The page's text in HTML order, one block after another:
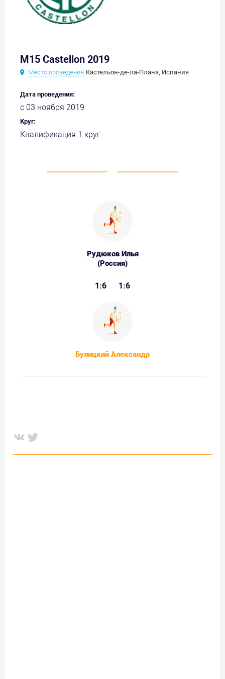
M15 Castellon 2019
Место проведения Кастельон-де-ла-Плана, Испания
Дата проведения:
с 03 ноября 2019
Круг:
Квалификация 1 круг
Рудюков Илья
(Россия)
1:6 1:6
Булицкий Александр